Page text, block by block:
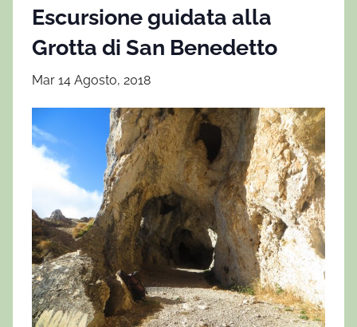
Escursione guidata alla
Grotta di San Benedetto
Mar 14 Agosto, 2018